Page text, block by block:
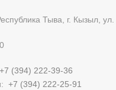
Тыва, г. Кызыл,
+7 (394) 222-39-36
+7 (394) 222-25-91